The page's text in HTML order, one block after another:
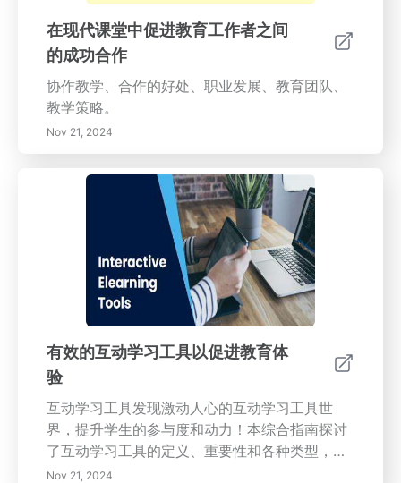
在现代课堂中促进教育工作者之间
的成功合作
协作教学、合作的好处、职业发展、教育团队、
教学策略。
Nov 21, 2024
有效的互动学习工具以促进教育体
验
互动学习工具发现激动人心的互动学习工具世
界，提升学生的参与度和动力！本综合指南探讨
了互动学习工具的定义、重要性和各种类型，包
括数字仿真、游戏化教育和协作平台。了解这些
Nov 21, 2024